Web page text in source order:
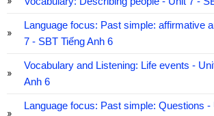
Language focus: Past simple: affirmative
7 - SBT Tiếng Anh 6
Vocabulary and Listening: Life events -
Anh 6
Language focus: Past simple: Questions -